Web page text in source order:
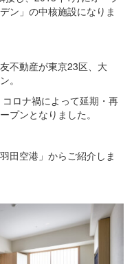
ン」の中核施設になりま
不動産が東京23区、大
。
ロナ禍によって延期・再
プンとなりました。
田空港」からご紹介しま